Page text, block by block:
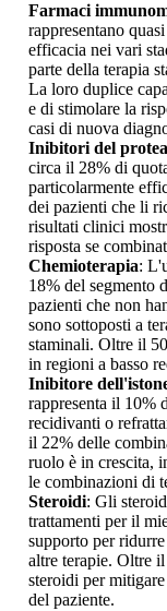
Farmaci
rappresentano
efficacia nei vari
parte della terapia
La loro duplice
e di stimolare la
casi di nuova
Inibitori del
circa il 28% di
particolarmente
dei pazienti che li
risultati clinici
risposta se
Chemioterapia:
18% del segmento
pazienti che non
sono sottoposti a
staminali. Oltre il
in regioni a basso
Inibitore
rappresenta il 10%
recidivanti o
il 22% delle
ruolo è in crescita,
le combinazioni di
Steroidi: Gli
trattamenti per il
supporto per
altre terapie. Oltre
steroidi per
del paziente.